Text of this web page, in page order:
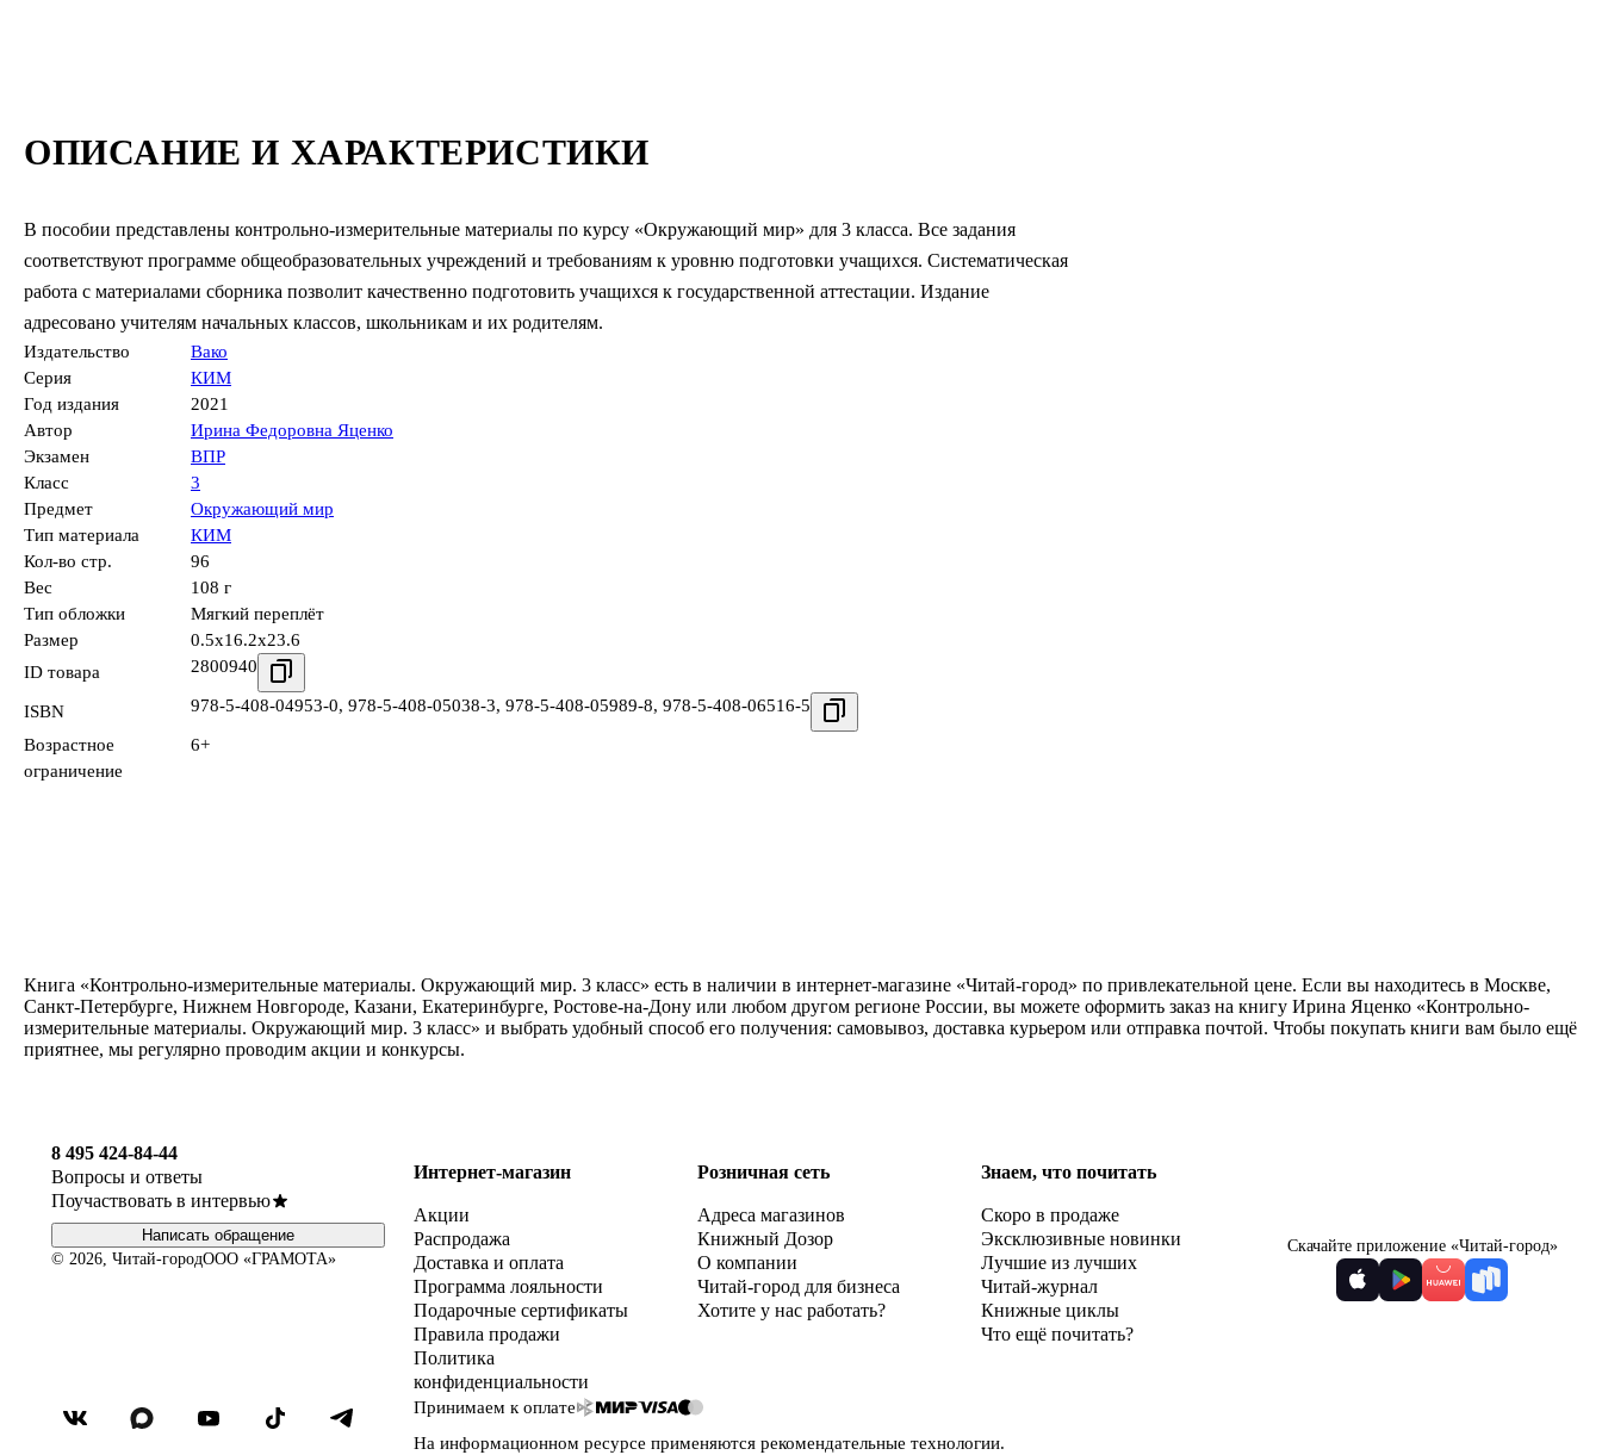
ОПИСАНИЕ И ХАРАКТЕРИСТИКИ
В пособии представлены контрольно-измерительные материалы по курсу «Окружающий мир» для 3 класса. Все задания
соответствуют программе общеобразовательных учреждений и требованиям к уровню подготовки учащихся. Систематическая
работа с материалами сборника позволит качественно подготовить учащихся к государственной аттестации. Издание
адресовано учителям начальных классов, школьникам и их родителям.
Издательство
Вако
Серия
КИМ
Год издания
2021
Автор
Ирина Федоровна Яценко
Экзамен
ВПР
Класс
3
Предмет
Окружающий мир
Тип материала
КИМ
Кол-во стр.
96
Вес
108 г
Тип обложки
Мягкий переплёт
Размер
0.5x16.2x23.6
ID товара
2800940
ISBN 978-5-408-04953-0, 978-5-408-05038-3, 978-5-408-05989-8, 978-5-408-06516-5
Возрастное
ограничение
6+
Книга «Контрольно-измерительные материалы. Окружающий мир. 3 класс» есть в наличии в интернет-магазине «Читай-город» по привлекательной цене. Если вы находитесь в Москве,
Санкт-Петербурге, Нижнем Новгороде, Казани, Екатеринбурге, Ростове-на-Дону или любом другом регионе России, вы можете оформить заказ на книгу Ирина Яценко «Контрольно-
измерительные материалы. Окружающий мир. 3 класс» и выбрать удобный способ его получения: самовывоз, доставка курьером или отправка почтой. Чтобы покупать книги вам было ещё
приятнее, мы регулярно проводим акции и конкурсы.
8 495 424-84-44
Вопросы и ответы
Поучаствовать в интервью
Написать обращение
© 2026, Читай-городООО «ГРАМОТА»
Интернет-магазин
Акции
Распродажа
Доставка и оплата
Программа лояльности
Подарочные сертификаты
Правила продажи
Политика
конфиденциальности
Розничная сеть
Адреса магазинов
Книжный Дозор
О компании
Читай-город для бизнеса
Хотите у нас работать?
Знаем, что почитать
Скоро в продаже
Эксклюзивные новинки
Лучшие из лучших
Читай-журнал
Книжные циклы
Что ещё почитать?
Принимаем к оплате
На информационном ресурсе применяются рекомендательные технологии.
Скачайте приложение «Читай-город»